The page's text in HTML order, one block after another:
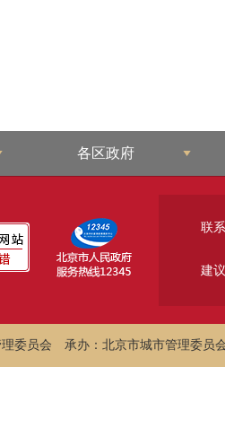
各区政府
联
建
委员会 承办：北京市城市管理委员